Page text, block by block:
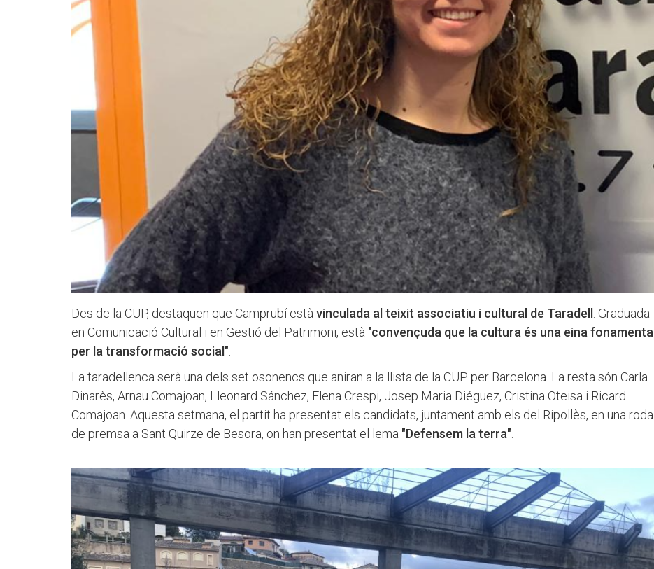
Des de la CUP, destaquen que Camprubí estàvinculada al teixit associatiu i cultural de Taradell . Graduada
en Comunicació Cultural i en Gestió del Patrimoni, està "convençuda que la cultura és una eina fonamental
per la transformació social".
La taradellenca serà una dels set osonencs que aniran a la llista de la CUP per Barcelona. La resta són Carla
Dinarès, Arnau Comajoan, Lleonard Sánchez, Elena Crespi, Josep Maria Diéguez, Cristina Oteisa i Ricard
Comajoan. Aquesta setmana, el partit ha presentat els candidats, juntament amb els del Ripollès, en una roda
de premsa a Sant Quirze de Besora, on han presentat el lema "Defensem la terra".